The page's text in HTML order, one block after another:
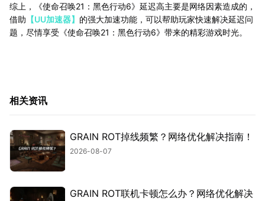
综上，《使命召唤21：黑色行动6》延迟高主要是网络因素造成的，
借助 【UU加速器】 的强大加速功能，可以帮助玩家快速解决延迟问
题，尽情享受《使命召唤21：黑色行动6》带来的精彩游戏时光。
相关资讯
GRAIN ROT掉线频繁？网络优化解决指南！
2026-08-07
GRAIN ROT联机卡顿怎么办？网络优化解决